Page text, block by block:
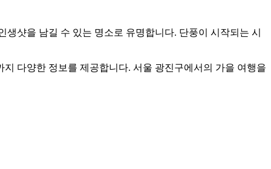
샷을 남길 수 있는 명소로 유명합니다. 단풍이 시작되는 시
다양한 정보를 제공합니다. 서울 광진구에서의 가을 여행을